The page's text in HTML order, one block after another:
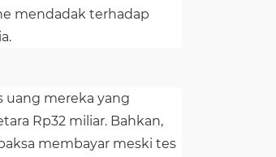
mendadak terhadap
uang mereka yang
Rp32 miliar. Bahkan,
membayar meski tes